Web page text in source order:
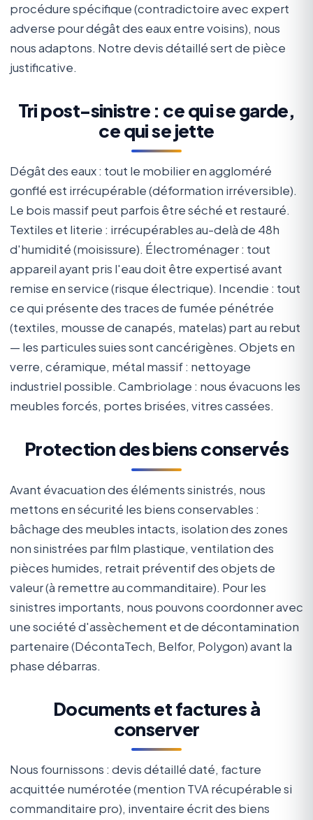
procédure spécifique (contradictoire avec expert
adverse pour dégât des eaux entre voisins), nous
nous adaptons. Notre devis détaillé sert de pièce
justificative.
Tri post-sinistre : ce qui se garde,
ce qui se jette
Dégât des eaux : tout le mobilier en aggloméré
gonflé est irrécupérable (déformation irréversible).
Le bois massif peut parfois être séché et restauré.
Textiles et literie : irrécupérables au-delà de 48h
d'humidité (moisissure). Électroménager : tout
appareil ayant pris l'eau doit être expertisé avant
remise en service (risque électrique). Incendie : tout
ce qui présente des traces de fumée pénétrée
(textiles, mousse de canapés, matelas) part au rebut
— les particules suies sont cancérigènes. Objets en
verre, céramique, métal massif : nettoyage
industriel possible. Cambriolage : nous évacuons les
meubles forcés, portes brisées, vitres cassées.
Protection des biens conservés
Avant évacuation des éléments sinistrés, nous
mettons en sécurité les biens conservables :
bâchage des meubles intacts, isolation des zones
non sinistrées par film plastique, ventilation des
pièces humides, retrait préventif des objets de
valeur (à remettre au commanditaire). Pour les
sinistres importants, nous pouvons coordonner avec
une société d'assèchement et de décontamination
partenaire (DécontaTech, Belfor, Polygon) avant la
phase débarras.
Documents et factures à
conserver
Nous fournissons : devis détaillé daté, facture
acquittée numérotée (mention TVA récupérable si
commanditaire pro), inventaire écrit des biens